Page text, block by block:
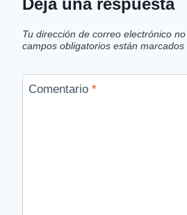
Tu dirección de correo electrónico no
campos obligatorios están marcados
Comentario *